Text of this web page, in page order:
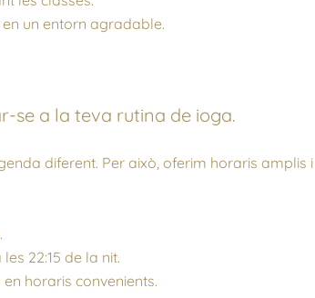
un entorn agradable.
se a la teva rutina de ioga.
diferent. Per això, oferim horaris
22:15 de la nit.
horaris convenients.